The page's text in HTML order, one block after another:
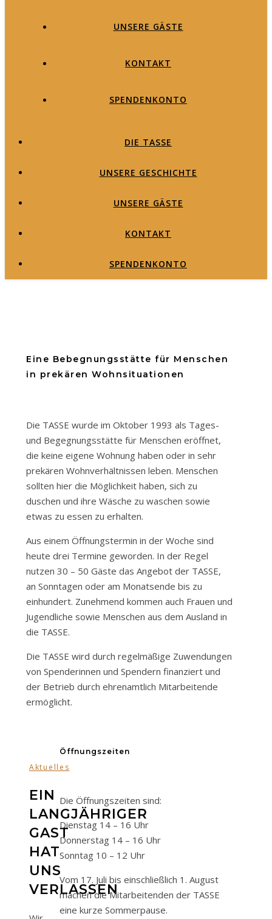
UNSERE GÄSTE
KONTAKT
SPENDENKONTO
DIE TASSE
UNSERE GESCHICHTE
UNSERE GÄSTE
KONTAKT
SPENDENKONTO
Eine Bebegnungsstätte für Menschen
in prekären Wohnsituationen
Die TASSE wurde im Oktober 1993 als Tages-
und Begegnungsstätte für Menschen eröffnet,
die keine eigene Wohnung haben oder in sehr
prekären Wohnverhältnissen leben. Menschen
sollten hier die Möglichkeit haben, sich zu
duschen und ihre Wäsche zu waschen sowie
etwas zu essen zu erhalten.
Aus einem Öffnungstermin in der Woche sind
heute drei Termine geworden. In der Regel
nutzen 30 – 50 Gäste das Angebot der TASSE,
an Sonntagen oder am Monatsende bis zu
einhundert. Zunehmend kommen auch Frauen und
Jugendliche sowie Menschen aus dem Ausland in
die TASSE.
Die TASSE wird durch regelmäßige Zuwendungen
von Spenderinnen und Spendern finanziert und
der Betrieb durch ehrenamtlich Mitarbeitende
ermöglicht.
Aktuelles
EIN
LANGJÄHRIGER
GAST
HAT
UNS
VERLASSEN
Öffnungszeiten
Die Öffnungszeiten sind:
Dienstag 14 – 16 Uhr
Donnerstag 14 – 16 Uhr
Sonntag 10 – 12 Uhr
Vom 17. Juli bis einschließlich 1. August
machen die Mitarbeitenden der TASSE
eine kurze Sommerpause.